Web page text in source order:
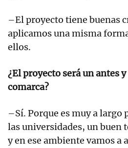
–El proyecto tiene buenas
aplicamos una misma
ellos.
¿El proyecto será un antes
comarca?
–Sí. Porque es muy a largo
las universidades, un buen
y en ese ambiente vamos a